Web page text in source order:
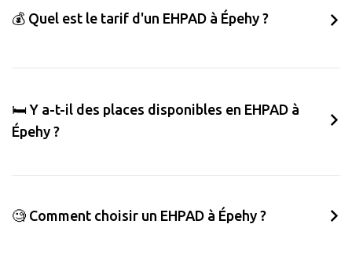
💰 Quel est le tarif d'un EHPAD à Épehy ?
🛏️ Y a-t-il des places disponibles en EHPAD à
Épehy ?
🧐 Comment choisir un EHPAD à Épehy ?